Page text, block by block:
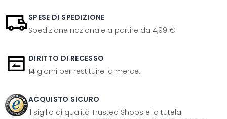
SPESE DI SPEDIZIONE
Spedizione nazionale a partire da 4,99 €.
DIRITTO DI RECESSO
14 giorni per restituire la merce.
ACQUISTO SICURO
Il sigillo di qualità Trusted Shops e la tutela